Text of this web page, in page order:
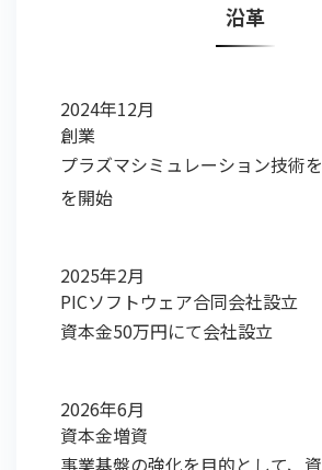
沿革
2024年12月
創業
プラズマシミュレーション技術
を開始
2025年2月
PICソフトウェア合同会社設立
資本金50万円にて会社設立
2026年6月
資本金増資
事業基盤の強化を目的として、